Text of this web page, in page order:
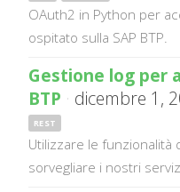
OAuth2 in Python per
ospitato sulla SAP BTP.
Gestione log per
BTP · dicembre 1,
REST
Utilizzare le funzionalità
sorvegliare i nostri